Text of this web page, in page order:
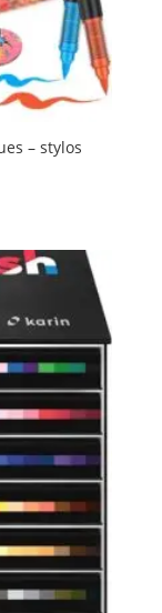
– stylos